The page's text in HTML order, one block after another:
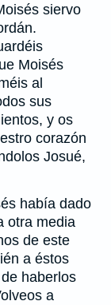
siervo
Moisés
al
sus
y os
corazón
Josué,
había dado
otra media
de este
a éstos
haberlos
a